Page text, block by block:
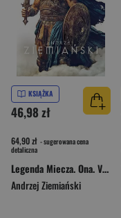
KSIĄŻKA
46,98 zł
64,90 zł - sugerowana cena
detaliczna
Legenda Miecza. Ona. Virion. Tom 2
Andrzej Ziemiański